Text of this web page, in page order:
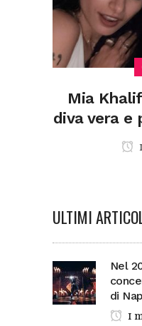
Mia
diva vera e
ULTIMI
Nel
di
1